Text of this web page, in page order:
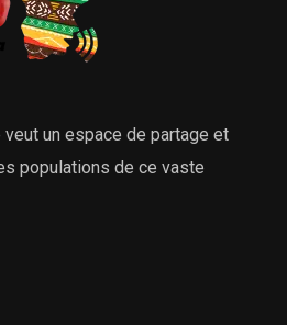
un espace de partage et
populations de ce vaste